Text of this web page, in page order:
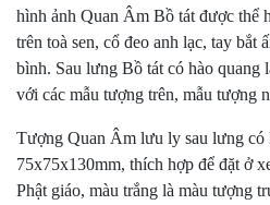
hình ảnh Quan Âm Bồ tát được thể
trên toà sen, cổ đeo anh lạc, tay bắt
bình. Sau lưng Bồ tát có hào quang
với các mẫu tượng trên, mẫu tượng
Tượng Quan Âm lưu ly sau lưng có
75x75x130mm, thích hợp để đặt ở
Phật giáo, màu trắng là màu tượng